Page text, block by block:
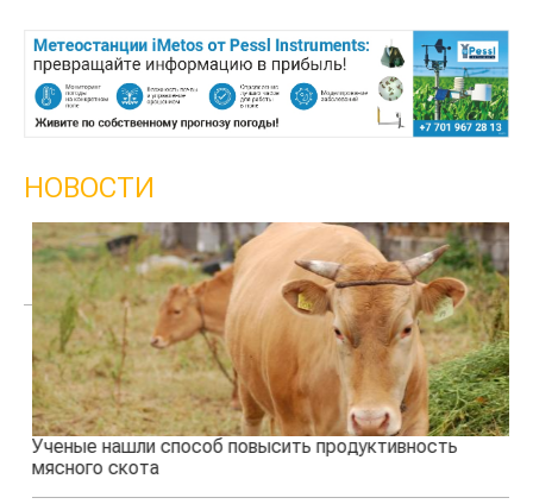
НОВОСТИ
Ученые нашли способ повысить продуктивность
мясного скота